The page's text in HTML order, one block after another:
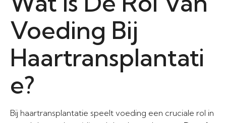
Voeding Bij
Haartransplantati
e?
Bij haartransplantatie speelt voeding een cruciale rol in